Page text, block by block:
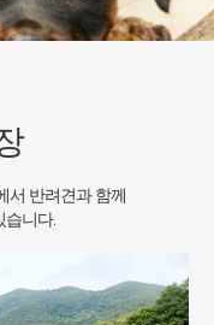
서 반려견과 함께
습니다.